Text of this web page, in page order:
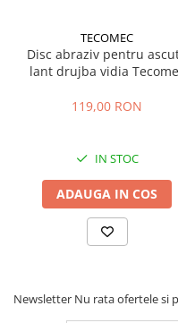
TECOMEC
Disc abraziv pentru
lant drujba vidia
119,00 RON
IN STOC
ADAUGA IN COS
Newsletter Nu rata ofertele si